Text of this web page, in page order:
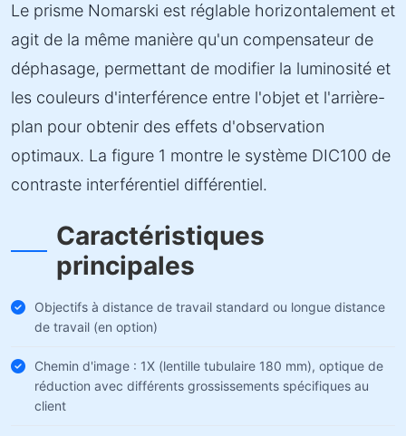
Le prisme Nomarski est réglable horizontalement et
agit de la même manière qu'un compensateur de
déphasage, permettant de modifier la luminosité et
les couleurs d'interférence entre l'objet et l'arrière-
plan pour obtenir des effets d'observation
optimaux. La figure 1 montre le système DIC100 de
contraste interférentiel différentiel.
Caractéristiques
principales
Objectifs à distance de travail standard ou longue distance
de travail (en option)
Chemin d'image : 1X (lentille tubulaire 180 mm), optique de
réduction avec différents grossissements spécifiques au
client